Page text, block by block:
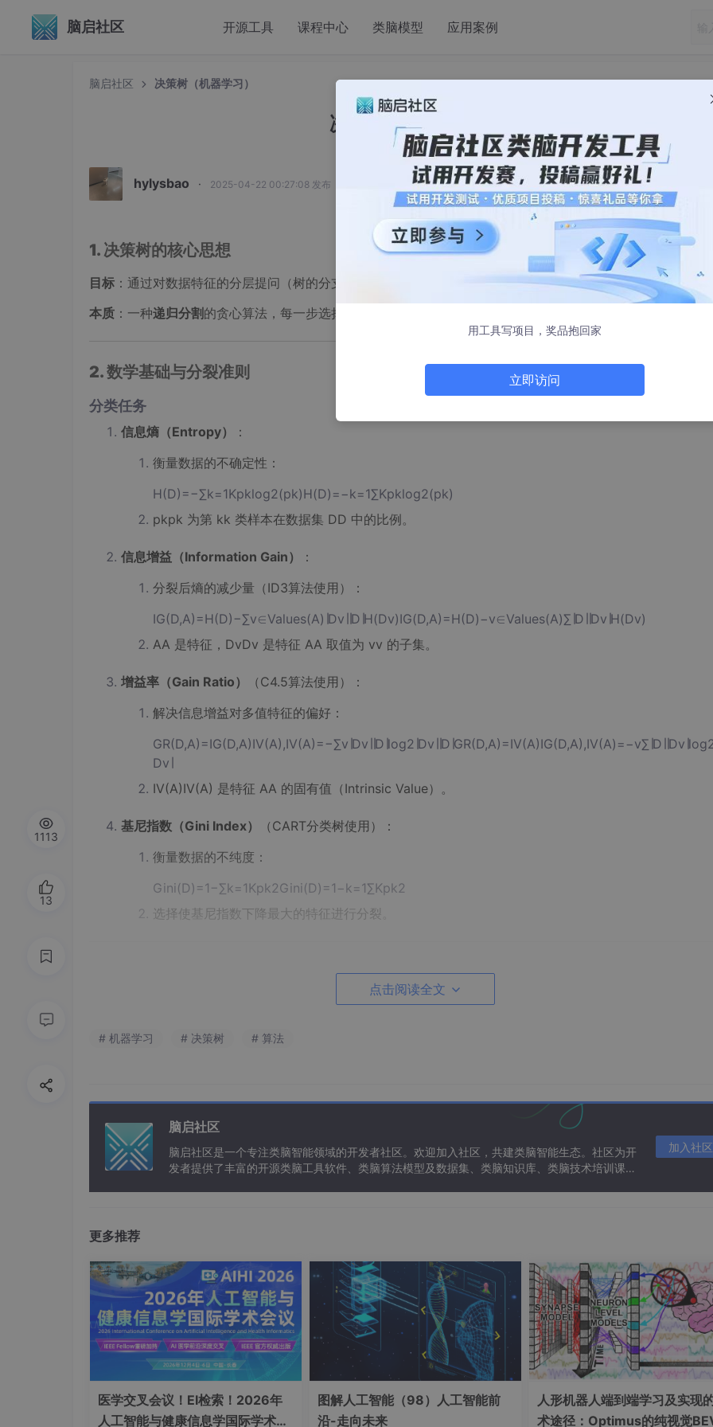
脑启社区 开源工具 课程中心 类脑模型 应用案例
脑启社区 决策树（机器学习）
决策树（机器学习）
hylysbao · 2025-04-22 00:27:08 发布
1. 决策树的核心思想
目标 ：通过对数据特征的分层提问（树的分支），将数据集逐步划分到 同质性更高的子集（叶节点）。
本质 ：一种递归分割 的贪心算法，每一步选择当前最优的特征和分割点。
2. 数学基础与分裂准则
分类任务
信息熵（Entropy）
：
衡量数据的不确定性：
H(D)=−∑k=1Kpklog⁡2(pk)H(D)=−k=1∑K​pk​log2​(pk​)
pkpk​ 为第 kk 类样本在数据集 DD 中的比例。
信息增益（Information Gain）
：
分裂后熵的减少量（ID3算法使用）：
IG(D,A)=H(D)−∑v∈Values(A)∣Dv∣∣D∣H(Dv)IG(D,A)=H(D)−v∈Values(A)∑​∣D∣∣Dv​∣​H(Dv​)
AA 是特征，DvDv​ 是特征 AA 取值为 vv 的子集。
增益率（Gain Ratio）
（C4.5算法使用）：
解决信息增益对多值特征的偏好：
Dv​∣​
IV(A)IV(A) 是特征 AA 的固有值（Intrinsic Value）。
基尼指数（Gini Index）
（CART分类树使用）：
衡量数据的不纯度：
Gini(D)=1−∑k=1Kpk2Gini(D)=1−k=1∑K​pk2​
选择使基尼指数下降最大的特征进行分裂。
2+xi​∈Dright​∑​(yi​−yˉ​right​)2​
3. 关键算法对比
算法 任务类型 分裂准则 树结构 特点
C4.5
CART 分类/回归
基尼指数（分类）
方差减少（回归）
二叉树 生成二叉树，支持剪枝
4. 决策树的构建步骤
特征选择：根据分裂准则选择最优特征。
数据分割：按特征值将数据集划分到子节点。
点击阅读全文
# 机器学习 # 决策树 # 算法
脑启社区
脑启社区是一个专注类脑智能领域的开发者社区。欢迎加入社区，共建类脑智能生态。社区为开
发者提供了丰富的开源类脑工具软件、类脑算法模型及数据集、类脑知识库、类脑技术培训课程
加入社区
更多推荐
医学交叉会议！EI检索！2026年
人工智能与健康信息学国际学术会
图解人工智能（98）人工智能前
沿-走向未来
人形机器人端到端学习及实现
术途径：Optimus的纯视觉
1113
13
用工具写项目，奖品抱回家
立即访问